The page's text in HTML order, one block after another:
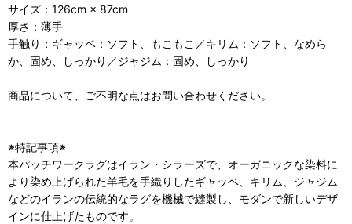
サイズ：126cm × 87cm
厚さ：薄手
手触り：ギャッベ：ソフト、もこもこ／キリム：ソフト、なめら
か、固め、しっかり／ジャジム：固め、しっかり
商品について、ご不明な点はお問い合わせください。
※特記事項※
本パッチワークラグはイラン・シラーズで、オーガニックな染料に
より染め上げられた羊毛を手織りしたギャッベ、キリム、ジャジム
などのイランの伝統的なラグを機械で縫製し、モダンで新しいデザ
インに仕上げたものです。